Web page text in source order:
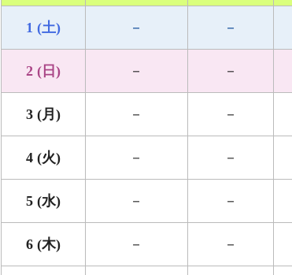
1 (土) － －
2 (日) － －
3 (月) － －
4 (火) － －
5 (水) － －
6 (木) － －